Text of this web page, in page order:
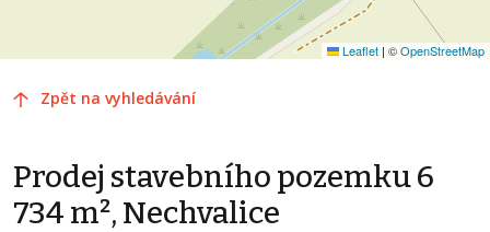
Leaflet | ©OpenStreetMap
Zpět na vyhledávání
Prodej stavebního pozemku 6
734 m², Nechvalice